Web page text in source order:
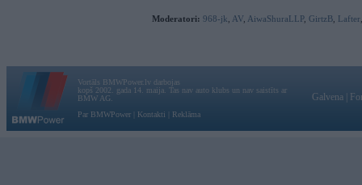
Moderatori: 968-jk AV AiwaShuraLLP, GirtzB Lafter
Vortāls BMWPower.lv darbojas
kopš 2002. gada 14. maija. Tas nav auto klubs un nav saistīts ar
BMW AG.
Par BMWPower
Kontakti Reklāma
Galvena